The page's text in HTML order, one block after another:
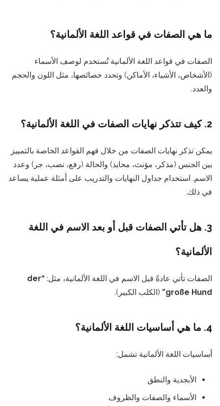
ما هي الصفات في قواعد اللغة الألمانية؟
الصفات في قواعد اللغة الألمانية تُستخدم لوصف الأسماء
(الأشخاص، الأشياء، الأماكن) وتحدد خصائصها، مثل اللون والحجم
والعدد.
2. كيف تتذكر نهايات الصفات في اللغة الألمانية؟
يمكن تذكر نهايات الصفات من خلال فهم القواعد الخاصة بالتمييز
بين الجنس (مذكر، مؤنث، محايد) والحالة (رفع، نصب، جر) وعدد
الاسم. استخدام جداول النهايات والتدريب على أمثلة عملية يساعد
في ذلك.
3. هل تأتي الصفات قبل أو بعد الاسم في اللغة
الألمانية؟
الصفات تأتي عادةً قبل الاسم في اللغة الألمانية، مثل:
“der
große Hund”
(الكلب الكبير).
4. ما هي أساسيات اللغة الألمانية؟
أساسيات اللغة الألمانية تشمل:
الأبجدية والنطق
الأسماء والصفات والظروف